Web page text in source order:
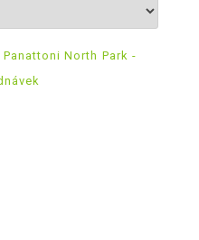
North Park -